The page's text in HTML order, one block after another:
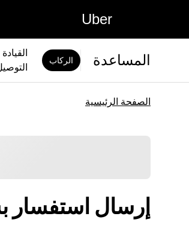
Uber
المساعدة الركاب
الصفحة الرئيسية
إرسال